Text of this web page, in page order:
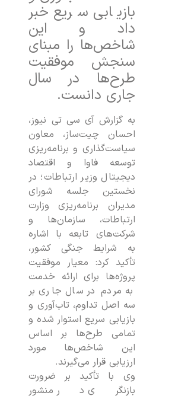
بازیابی سریع خبر
داد و این
شاخص‌ها را مبنای
سنجش موفقیت
طرح‌ها در سال
جاری دانست.
به گزارش آی سی تی نیوز،
احسان چیت‌ساز، معاون
سیاست‌گذاری و برنامه‌ریزی
توسعه فاوا و اقتصاد
دیجیتال وزیر ارتباطات؛ در
نخستین جلسه شورای
مدیران برنامه‌ریزی وزارت
ارتباطات، سازمان‌ها و
شرکت‌های تابعه با اشاره
به شرایط جنگی کشور،
تأکید کرد: معیار موفقیت
پروژه‌ها برای ارائه خدمت
به مردم در سال جاری بر
سه اصل تداوم، تاب‌آوری و
بازیابی سریع استوار شده و
تمامی طرح‌ها بر اساس
این شاخص‌ها مورد
ارزیابی قرار می‌گیرند.
وی با تأکید بر ضرورت
بازنگری در منشور